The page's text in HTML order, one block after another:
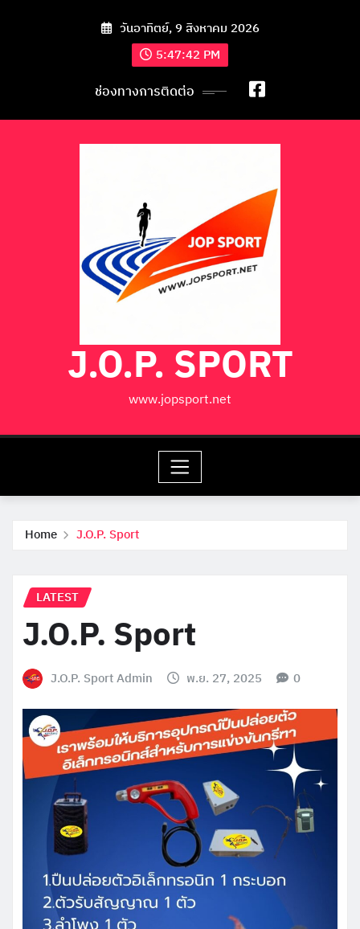
วันอาทิตย์, 9 สิงหาคม 2026
5:47:44 PM
ช่องทางการติดต่อ
J.O.P. SPORT
www.jopsport.net
Home J.O.P. Sport
LATEST
J.O.P. Sport
J.O.P. Sport Admin พ.ย. 27, 2025 0